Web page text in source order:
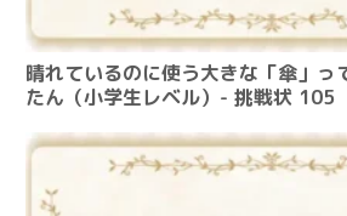
晴れているのに使う大きな「傘」っ
たん（小学生レベル）- 挑戦状 105